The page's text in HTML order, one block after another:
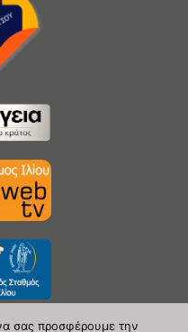
σας προσφέρουμε την